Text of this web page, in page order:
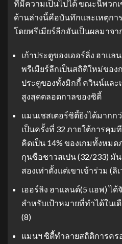
ที่มีความเป็นไปได้ ขณะนี้พวก
ด้านล่างนี้คือบันทึกและเหตุก
โดยพรีเมียร์ลีกอันเป็นผลมาจา
เก้าประตูของเออร์ลิ่ง ฮาแล
พรีเมียร์ลีกเป็นสถิติใหม่ของ
ประตูของทั้งมิกกี้ ควินน์และ
สูงสุดตลอดกาลของซิตี้
แมนเชสเตอร์ซิตี้ยิงได้มากก
เป็นครั้งที่ 32 ภายใต้การคุม
คิดเป็น 14% ของเกมทั้งหม
กุนซือชาวสเปน (32/233) มั
สองเท่าตั้งแต่เขาเข้าร่วม (ลิ
เออร์ลิง ฮาแลนด์(5 แอพ) ไ
สำหรับเป้าหมายที่ทำได้ในเ
(8)
แมนฯ ซิตี้ทำลายสถิติการคร